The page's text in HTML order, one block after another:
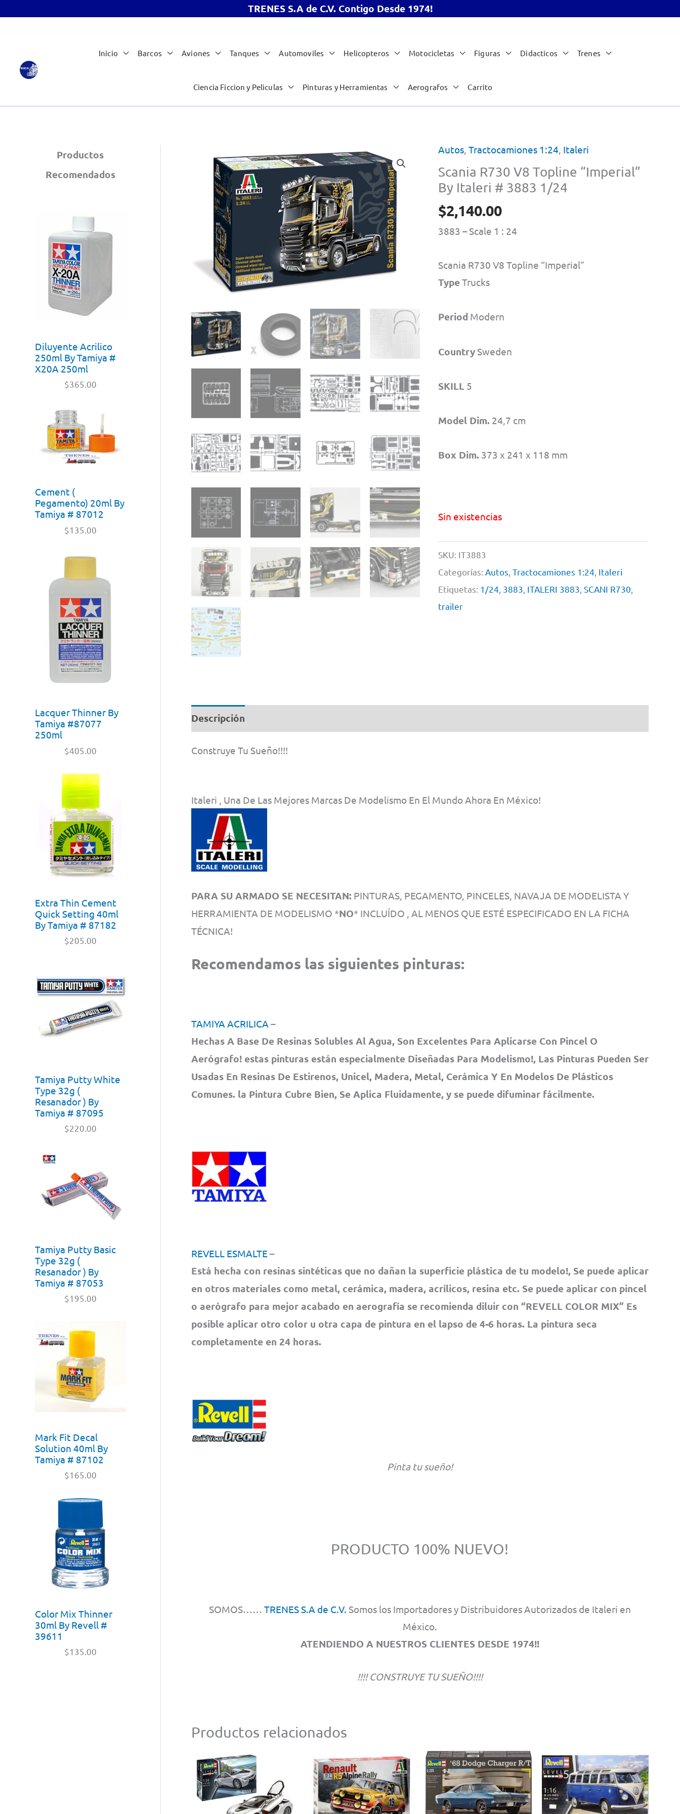
TRENES S.A de C.V. Contigo Desde 1974!
contenido
Inicio Barcos Aviones Tanques Automoviles Helicopteros Motocicletas Figuras Didacticos Trenes
Ciencia Ficcion y Peliculas Pinturas y Herramientas Aerografos Carrito
Productos
Recomendados
Diluyente Acrilico
250ml By Tamiya #
X20A 250ml
$365.00
Cement (
Pegamento) 20ml By
Tamiya # 87012
$135.00
Lacquer Thinner By
Tamiya #87077
250ml
$405.00
Extra Thin Cement
Quick Setting 40ml
By Tamiya # 87182
$205.00
Tamiya Putty White
Type 32g (
Resanador ) By
Tamiya # 87095
$220.00
Tamiya Putty Basic
Type 32g (
Resanador ) By
Tamiya # 87053
$195.00
Mark Fit Decal
Solution 40ml By
Tamiya # 87102
$165.00
Color Mix Thinner
30ml By Revell #
39611
$135.00
Autos, Tractocamiones 1:24, Italeri
Scania R730 V8 Topline “Imperial”
By Italeri # 3883 1/24
$2,140.00
3883 – Scale 1 : 24
Scania R730 V8 Topline “Imperial”
TypeTrucks
Period Modern
CountrySweden
SKILL5
Model Dim. 24,7 cm
Box Dim. 373 x 241 x 118 mm
Sin existencias
SKU: IT3883
Categorías: Autos, Tractocamiones 1:24, Italeri
Etiquetas: 1/24, 3883, ITALERI 3883, SCANI R730,
trailer
Descripción
Construye Tu Sueño!!!!
Italeri , Una De Las Mejores Marcas De Modelismo En El Mundo Ahora En México!
PARA SU ARMADO SE NECESITAN: PINTURAS, PEGAMENTO, PINCELES, NAVAJA DE MODELISTA Y
HERRAMIENTA DE MODELISMO *NO* INCLUÍDO , AL MENOS QUE ESTÉ ESPECIFICADO EN LA FICHA
TÉCNICA!
Recomendamos las siguientes pinturas:
TAMIYA ACRILICA –
Hechas A Base De Resinas Solubles Al Agua, Son Excelentes Para Aplicarse Con Pincel O
Aerógrafo! estas pinturas están especialmente Diseñadas Para Modelismo!, Las Pinturas Pueden Ser
Usadas En Resinas De Estirenos, Unicel, Madera, Metal, Cerámica Y En Modelos De Plásticos
Comunes. la Pintura Cubre Bien, Se Aplica Fluidamente, y se puede difuminar fácilmente.
REVELL ESMALTE–
Está hecha con resinas sintéticas que no dañan la superficie plástica de tu modelo!, Se puede aplicar
en otros materiales como metal, cerámica, madera, acrílicos, resina etc. Se puede aplicar con pincel
o aerógrafo para mejor acabado en aerografía se recomienda diluir con “REVELL COLOR MIX” Es
posible aplicar otro color u otra capa de pintura en el lapso de 4-6 horas. La pintura seca
completamente en 24 horas.
Pinta tu sueño!
PRODUCTO 100% NUEVO!
SOMOS…… TRENES S.A de C.V. Somos los Importadores y Distribuidores Autorizados de Italeri en
México.
ATENDIENDO A NUESTROS CLIENTES DESDE 1974!!
!!!! CONSTRUYE TU SUEÑO!!!!
Productos relacionados